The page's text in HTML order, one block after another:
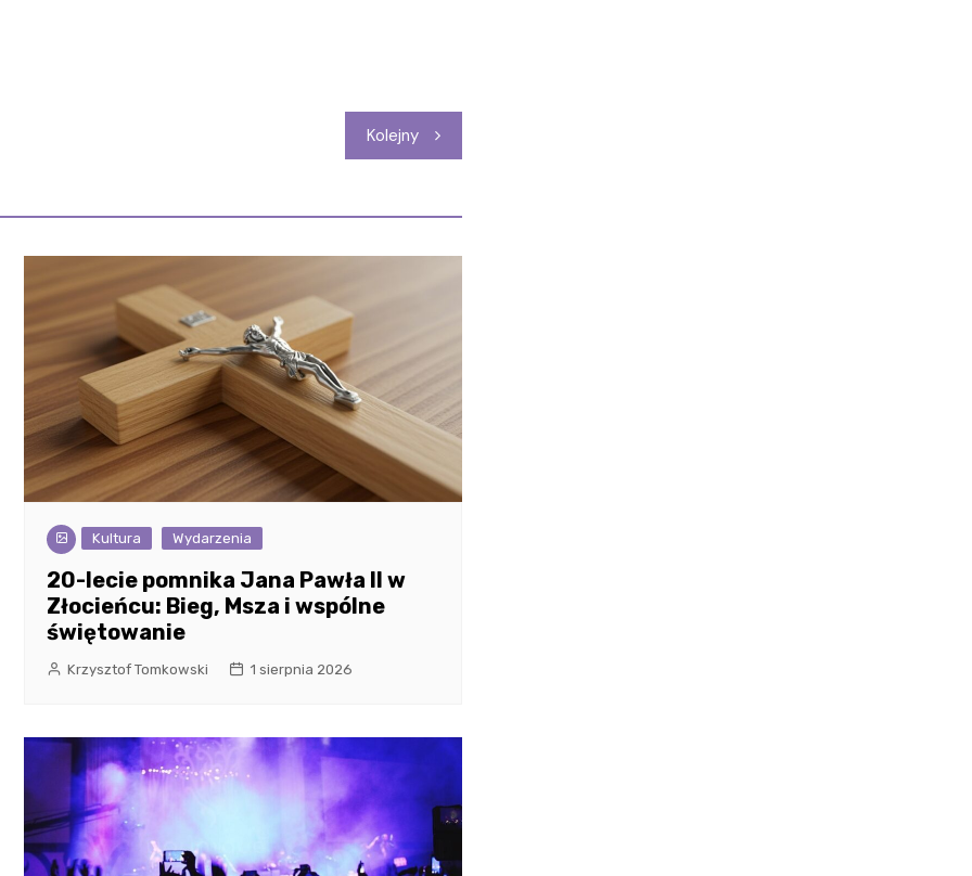
Kolejny
Kultura Wydarzenia
20-lecie pomnika Jana Pawła II w
Złocieńcu: Bieg, Msza i wspólne
świętowanie
Krzysztof Tomkowski 1 sierpnia 2026